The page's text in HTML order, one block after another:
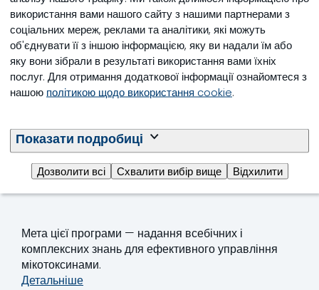
використання вами нашого сайту з нашими партнерами з
соціальних мереж, реклами та аналітики, які можуть
об'єднувати її з іншою інформацією, яку ви надали їм або
яку вони зібрали в результаті використання вами їхніх
послуг. Для отримання додаткової інформації ознайомтеся з
нашою політикою щодо використання cookie.
Показати подробиці
Дозволити всі Схвалити вибір вище Відхилити
Програма управління ризиками
зараження мікотоксинами
Мета цієї програми — надання всебічних і
комплексних знань для ефективного управління
мікотоксинами.
Детальніше